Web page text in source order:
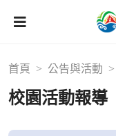
首頁 公告與活動
校園活動報導